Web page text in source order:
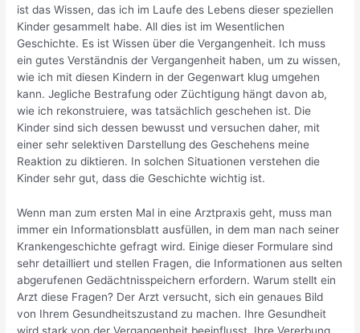
ist das Wissen, das ich im Laufe des Lebens dieser speziellen
Kinder gesammelt habe. All dies ist im Wesentlichen
Geschichte. Es ist Wissen über die Vergangenheit. Ich muss
ein gutes Verständnis der Vergangenheit haben, um zu wissen,
wie ich mit diesen Kindern in der Gegenwart klug umgehen
kann. Jegliche Bestrafung oder Züchtigung hängt davon ab,
wie ich rekonstruiere, was tatsächlich geschehen ist. Die
Kinder sind sich dessen bewusst und versuchen daher, mit
einer sehr selektiven Darstellung des Geschehens meine
Reaktion zu diktieren. In solchen Situationen verstehen die
Kinder sehr gut, dass die Geschichte wichtig ist.
Wenn man zum ersten Mal in eine Arztpraxis geht, muss man
immer ein Informationsblatt ausfüllen, in dem man nach seiner
Krankengeschichte gefragt wird. Einige dieser Formulare sind
sehr detailliert und stellen Fragen, die Informationen aus selten
abgerufenen Gedächtnisspeichern erfordern. Warum stellt ein
Arzt diese Fragen? Der Arzt versucht, sich ein genaues Bild
von Ihrem Gesundheitszustand zu machen. Ihre Gesundheit
wird stark von der Vergangenheit beeinflusst. Ihre Vererbung,